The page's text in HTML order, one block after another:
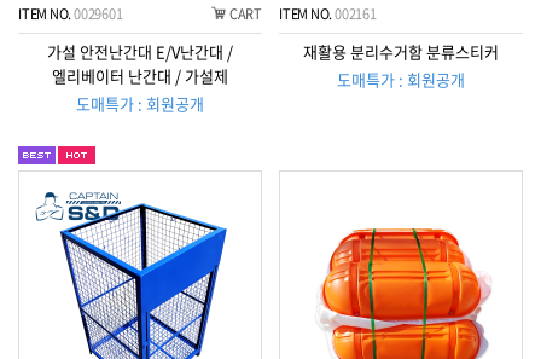
ITEM NO.0029601 CART
가설 안전난간대 E/V난간대 /
엘리베이터 난간대 / 가설제
도매특가 : 회원공개
ITEM NO.002161
재활용 분리수거함 분류스티커
도매특가 : 회원공개